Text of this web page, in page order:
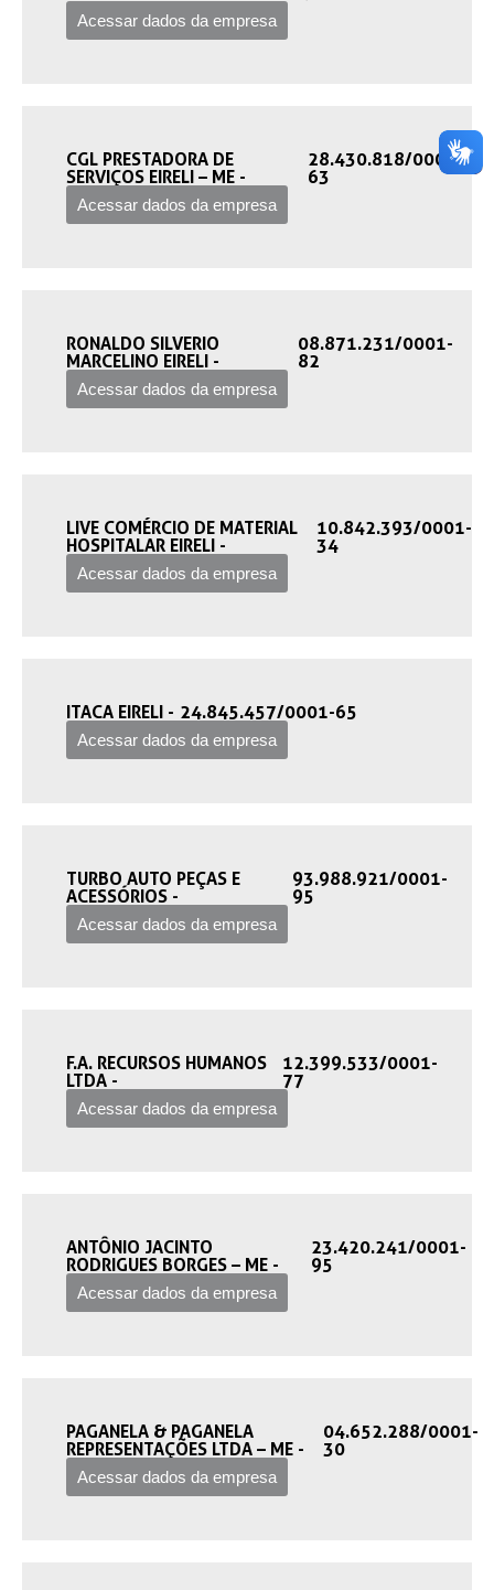
Acessar dados da empresa
CGL PRESTADORA DE
SERVIÇOS EIRELI – ME -‎
28.430.818/0001-
63
Acessar dados da empresa
RONALDO SILVERIO
MARCELINO EIRELI -‎
08.871.231/0001-
82
Acessar dados da empresa
LIVE COMÉRCIO DE MATERIAL
HOSPITALAR EIRELI -‎
10.842.393/0001-
34
Acessar dados da empresa
ITACA EIRELI -‎ 24.845.457/0001-65
Acessar dados da empresa
TURBO AUTO PEÇAS E
ACESSÓRIOS -‎
93.988.921/0001-
95
Acessar dados da empresa
F.A. RECURSOS HUMANOS
LTDA -‎
12.399.533/0001-
77
Acessar dados da empresa
ANTÔNIO JACINTO
RODRIGUES BORGES – ME -‎
23.420.241/0001-
95
Acessar dados da empresa
PAGANELA & PAGANELA
REPRESENTAÇÕES LTDA – ME -‎
04.652.288/0001-
30
Acessar dados da empresa